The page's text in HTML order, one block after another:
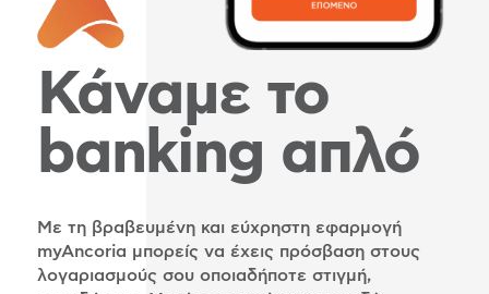
Κάναμε το
banking απλό
Με τη βραβευμένη και εύχρηστη εφαρμογή
myAncoria μπορείς να έχεις πρόσβαση στους
λογαριασμούς σου οποιαδήποτε στιγμή,